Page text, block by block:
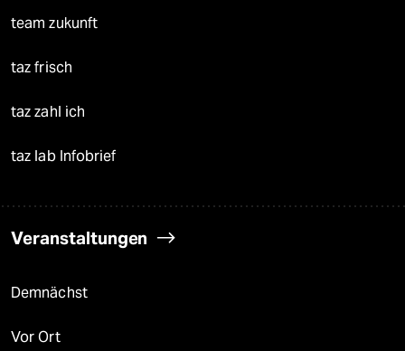
team zukunft
taz frisch
taz zahl ich
taz lab Infobrief
Veranstaltungen
Demnächst
Vor Ort